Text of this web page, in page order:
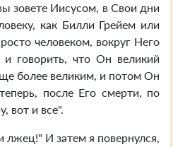
зовете Иисусом, в Свои дни
как Билли Грейем или
человеком, вокруг Него
говорить, что Он великий
более великим, и потом Он
после Его смерти, по
вот и все".
И затем я повернулся,